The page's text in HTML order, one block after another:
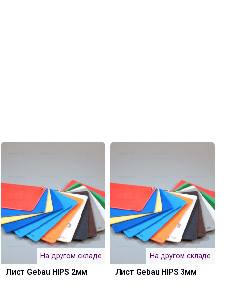
На другом складе
Лист Gebau HIPS 2мм
На другом складе
Лист Gebau HIPS 3мм